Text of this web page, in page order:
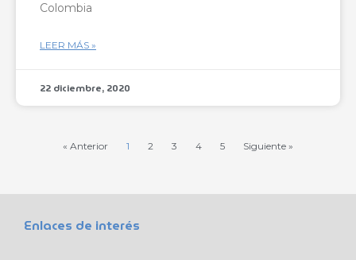
Colombia
LEER MÁS »
22 diciembre, 2020
« Anterior 1 2 3 4 5 Siguiente »
Enlaces de interés